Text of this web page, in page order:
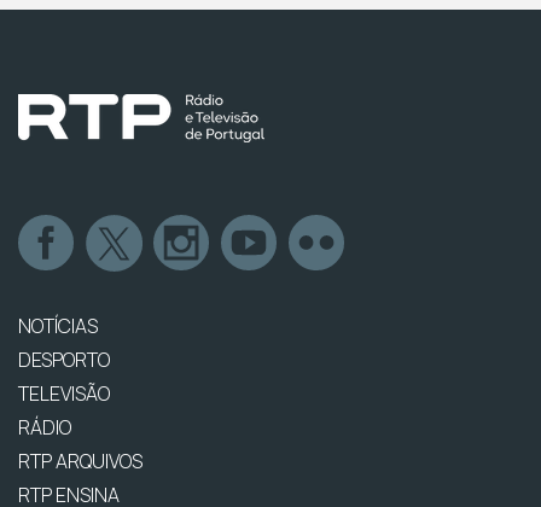
NOTÍCIAS
DESPORTO
TELEVISÃO
RÁDIO
RTP ARQUIVOS
RTP ENSINA